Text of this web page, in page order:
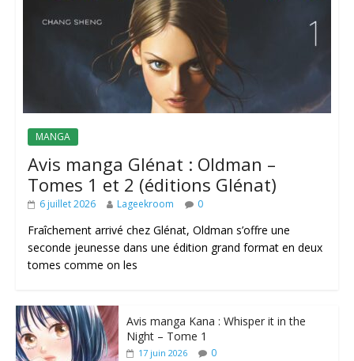
MANGA
Avis manga Glénat : Oldman –
Tomes 1 et 2 (éditions Glénat)
6 juillet 2026 Lageekroom 0
Fraîchement arrivé chez Glénat, Oldman s’offre une
seconde jeunesse dans une édition grand format en deux
tomes comme on les
Avis manga Kana : Whisper it in the
Night – Tome 1
17 juin 2026 0